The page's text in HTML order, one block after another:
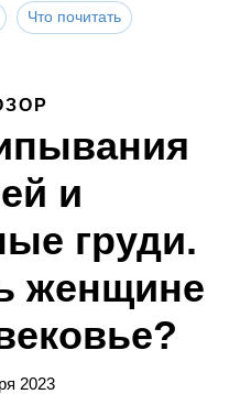
Что почитать
и
груди.
женщине
2023